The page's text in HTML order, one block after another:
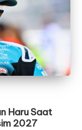
Haru Saat
2027